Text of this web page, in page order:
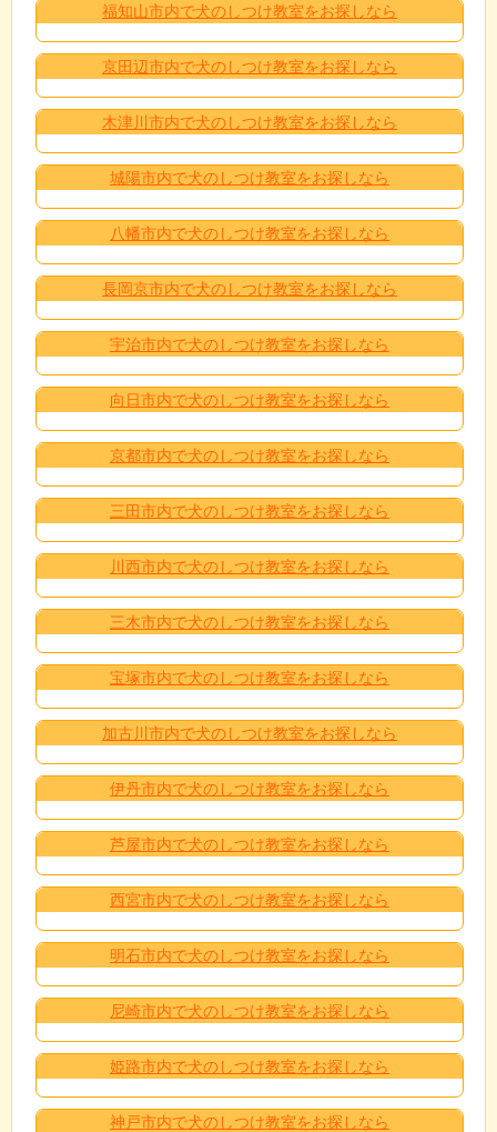
福知山市内で犬のしつけ教室をお探しなら
京田辺市内で犬のしつけ教室をお探しなら
木津川市内で犬のしつけ教室をお探しなら
城陽市内で犬のしつけ教室をお探しなら
八幡市内で犬のしつけ教室をお探しなら
長岡京市内で犬のしつけ教室をお探しなら
宇治市内で犬のしつけ教室をお探しなら
向日市内で犬のしつけ教室をお探しなら
京都市内で犬のしつけ教室をお探しなら
三田市内で犬のしつけ教室をお探しなら
川西市内で犬のしつけ教室をお探しなら
三木市内で犬のしつけ教室をお探しなら
宝塚市内で犬のしつけ教室をお探しなら
加古川市内で犬のしつけ教室をお探しなら
伊丹市内で犬のしつけ教室をお探しなら
芦屋市内で犬のしつけ教室をお探しなら
西宮市内で犬のしつけ教室をお探しなら
明石市内で犬のしつけ教室をお探しなら
尼崎市内で犬のしつけ教室をお探しなら
姫路市内で犬のしつけ教室をお探しなら
神戸市内で犬のしつけ教室をお探しなら